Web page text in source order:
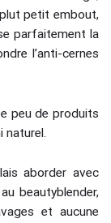
petit embout,
parfaitement la
l’anti-cernes
peu de produits
naturel.
aborder avec
beautyblender,
et aucune